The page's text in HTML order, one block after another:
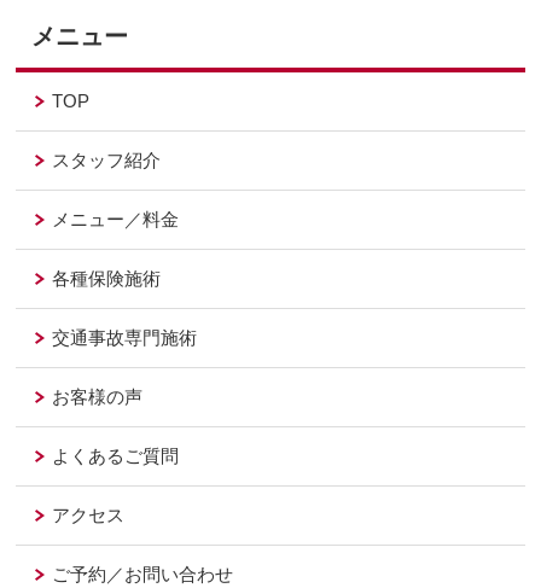
メニュー
TOP
スタッフ紹介
メニュー／料金
各種保険施術
交通事故専門施術
お客様の声
よくあるご質問
アクセス
ご予約／お問い合わせ